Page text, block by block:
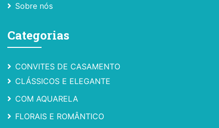
Sobre nós
Categorias
CONVITES DE CASAMENTO
CLÁSSICOS E ELEGANTE
COM AQUARELA
FLORAIS E ROMÂNTICO